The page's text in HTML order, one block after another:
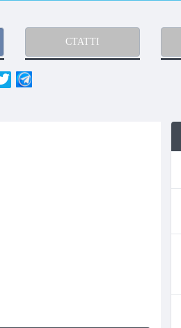
СТАТТІ